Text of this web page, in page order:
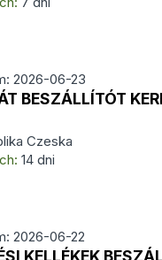
2026-06-23
BESZÁLLÍTÓT
Czeska
14 dni
2026-06-22
KELLÉKEK